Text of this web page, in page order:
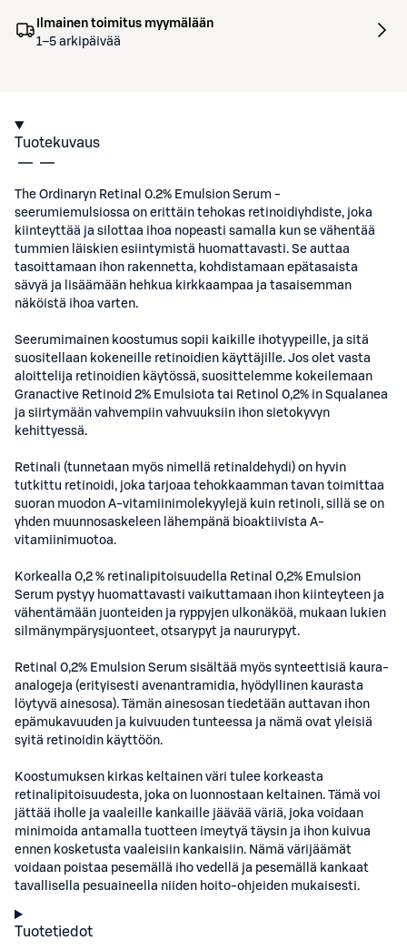
Ilmainen toimitus myymälään
1–5 arkipäivää
Tuotekuvaus
The Ordinaryn Retinal 0.2% Emulsion Serum -
seerumiemulsiossa on erittäin tehokas retinoidiyhdiste, joka
kiinteyttää ja silottaa ihoa nopeasti samalla kun se vähentää
tummien läiskien esiintymistä huomattavasti. Se auttaa
tasoittamaan ihon rakennetta, kohdistamaan epätasaista
sävyä ja lisäämään hehkua kirkkaampaa ja tasaisemman
näköistä ihoa varten.
Seerumimainen koostumus sopii kaikille ihotyypeille, ja sitä
suositellaan kokeneille retinoidien käyttäjille. Jos olet vasta
aloittelija retinoidien käytössä, suosittelemme kokeilemaan
Granactive Retinoid 2% Emulsiota tai Retinol 0,2% in Squalanea
ja siirtymään vahvempiin vahvuuksiin ihon sietokyvyn
kehittyessä.
Retinali (tunnetaan myös nimellä retinaldehydi) on hyvin
tutkittu retinoidi, joka tarjoaa tehokkaamman tavan toimittaa
suoran muodon A-vitamiinimolekyylejä kuin retinoli, sillä se on
yhden muunnosaskeleen lähempänä bioaktiivista A-
vitamiinimuotoa.
Korkealla 0,2 % retinalipitoisuudella Retinal 0,2% Emulsion
Serum pystyy huomattavasti vaikuttamaan ihon kiinteyteen ja
vähentämään juonteiden ja ryppyjen ulkonäköä, mukaan lukien
silmänympärysjuonteet, otsarypyt ja naururypyt.
Retinal 0,2% Emulsion Serum sisältää myös synteettisiä kaura-
analogeja (erityisesti avenantramidia, hyödyllinen kaurasta
löytyvä ainesosa). Tämän ainesosan tiedetään auttavan ihon
epämukavuuden ja kuivuuden tunteessa ja nämä ovat yleisiä
syitä retinoidin käyttöön.
Koostumuksen kirkas keltainen väri tulee korkeasta
retinalipitoisuudesta, joka on luonnostaan keltainen. Tämä voi
jättää iholle ja vaaleille kankaille jäävää väriä, joka voidaan
minimoida antamalla tuotteen imeytyä täysin ja ihon kuivua
ennen kosketusta vaaleisiin kankaisiin. Nämä värijäämät
voidaan poistaa pesemällä iho vedellä ja pesemällä kankaat
tavallisella pesuaineella niiden hoito-ohjeiden mukaisesti.
Tuotetiedot